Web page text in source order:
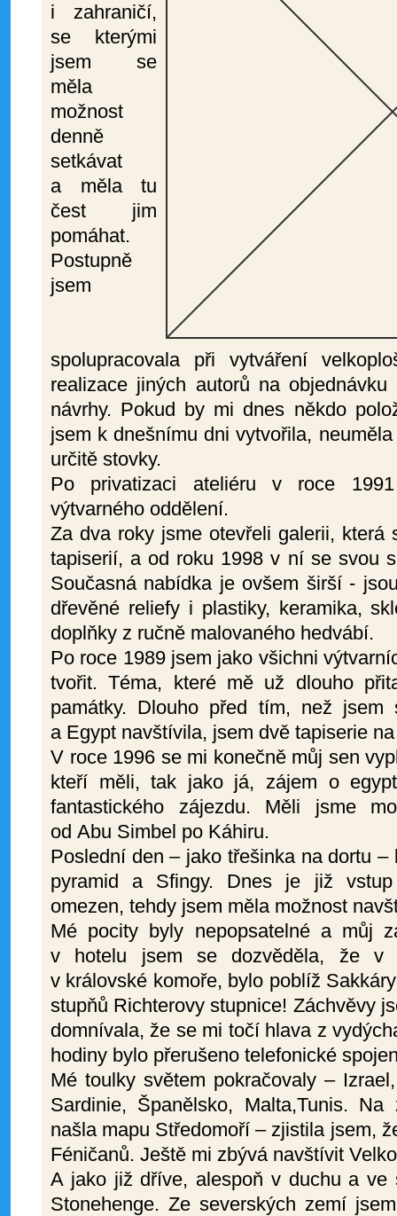
i zahraničí,
se kterými
jsem se
měla
možnost
denně
setkávat
a měla tu
čest jim
pomáhat.
Postupně
jsem
spolupracovala při vytváření
realizace jiných autorů na
návrhy. Pokud by mi dnes někdo
jsem k dnešnímu dni vytvořila,
určitě stovky.
Po privatizaci ateliéru v roce
výtvarného oddělení.
Za dva roky jsme otevřeli galerii, která
tapiserií, a od roku 1998 v ní se svou
Současná nabídka je ovšem širší -
dřevěné reliefy i plastiky, keramika,
doplňky z ručně malovaného hedvábí.
Po roce 1989 jsem jako všichni
tvořit. Téma, které mě už dlouho
památky. Dlouho před tím, než
a Egypt navštívila, jsem dvě tapiserie
V roce 1996 se mi konečně můj sen
kteří měli, tak jako já, zájem o
fantastického zájezdu. Měli jsme
od Abu Simbel po Káhiru.
Poslední den – jako třešinka na dortu –
pyramid a Sfingy. Dnes je již vstup
omezen, tehdy jsem měla možnost
Mé pocity byly nepopsatelné a můj
v hotelu jsem se dozvěděla, že v
v královské komoře, bylo poblíž
stupňů Richterovy stupnice! Záchvěvy
domnívala, že se mi točí hlava z
hodiny bylo přerušeno telefonické
Mé toulky světem pokračovaly –
Sardinie, Španělsko, Malta,Tunis.
našla mapu Středomoří – zjistila jsem,
Féničanů. Ještě mi zbývá navštívit
A jako již dříve, alespoň v duchu a ve
Stonehenge. Ze severských zemí